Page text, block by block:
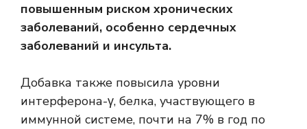
повышенным риском хронических
заболеваний, особенно сердечных
заболеваний и инсульта.
Добавка также повысила уровни
интерферона-γ, белка, участвующего в
иммунной системе, почти на 7% в год по